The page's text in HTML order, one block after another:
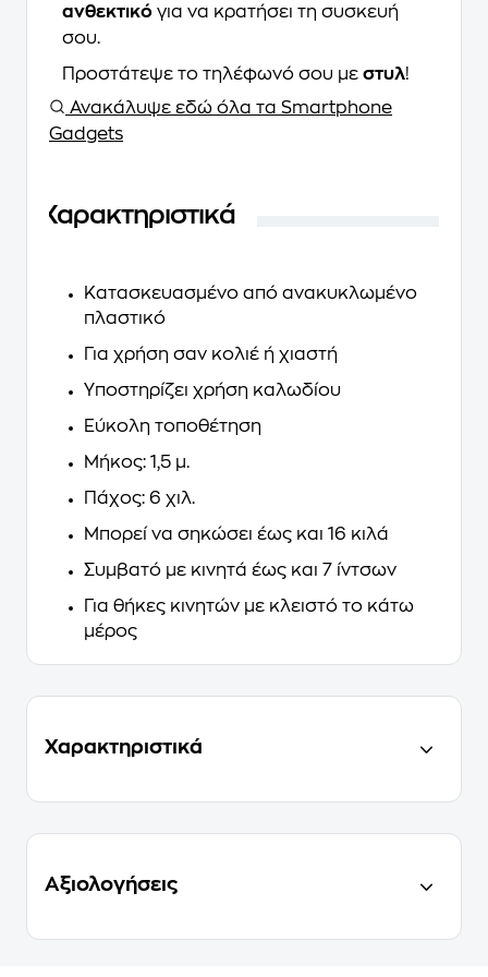
ανθεκτικό για να κρατήσει τη συσκευή
σου.
Προστάτεψε το τηλέφωνό σου με στυλ!
Ανακάλυψε εδώ όλα τα Smartphone
Gadgets
Χαρακτηριστικά
Κατασκευασμένο από ανακυκλωμένο
πλαστικό
Για χρήση σαν κολιέ ή χιαστή
Υποστηρίζει χρήση καλωδίου
Εύκολη τοποθέτηση
Μήκος: 1,5 μ.
Πάχος: 6 χιλ.
Μπορεί να σηκώσει έως και 16 κιλά
Συμβατό με κινητά έως και 7 ίντσων
Για θήκες κινητών με κλειστό το κάτω
μέρος
Χαρακτηριστικά
Αξιολογήσεις